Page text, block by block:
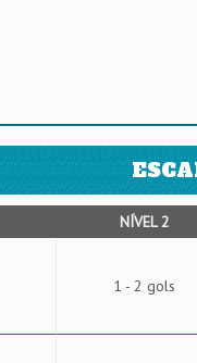
NÍVEL 2
1 - 2 gols